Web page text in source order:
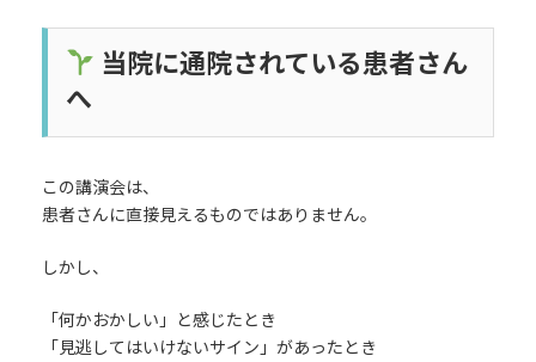
当院に通院されている患者さん
へ
この講演会は、
患者さんに直接見えるものではありません。
しかし、
「何かおかしい」と感じたとき
「見逃してはいけないサイン」があったとき